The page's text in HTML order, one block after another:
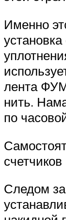
Именно
лента
нить.
по
Следом